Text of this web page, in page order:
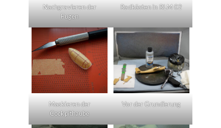
Nachgravieren der
Fugen
Radkästen in RLM 02
Maskieren der
Cockpithaube
Vor der Grundierung